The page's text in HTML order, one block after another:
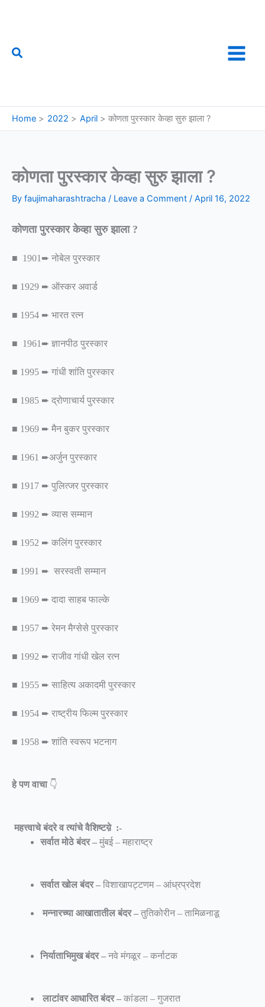
Search
Home 2022 April कोणता पुरस्कार केव्हा सुरु झाला ?
कोणता पुरस्कार केव्हा सुरु झाला ?
By faujimaharashtracha / Leave a Comment / April 16, 2022
कोणता पुरस्कार केव्हा सुरु झाला ?
■ 1901➨ नोबेल पुरस्कार
■ 1929 ➨ ऑस्कर अवार्ड
■ 1954 ➨ भारत रत्न
■ 1961➨ ज्ञानपीठ पुरस्कार
■ 1995 ➨ गांधी शांति पुरस्कार
■ 1985 ➨ द्रोणाचार्य पुरस्कार
■ 1969 ➨ मैन बुकर पुरस्कार
■ 1961 ➨अर्जुन पुरस्कार
■ 1917 ➨ पुलित्जर पुरस्कार
■ 1992 ➨ व्यास सम्मान
■ 1952 ➨ कलिंग पुरस्कार
■ 1991 ➨ सरस्वती सम्मान
■ 1969 ➨ दादा साहब फाल्के
■ 1957 ➨ रेमन मैग्सेसे पुरस्कार
■ 1992 ➨ राजीव गांधी खेल रत्न
■ 1955 ➨ साहित्य अकादमी पुरस्कार
■ 1954 ➨ राष्ट्रीय फिल्म पुरस्कार
■ 1958 ➨ शांति स्वरूप भटनाग
हे पण वाचा👇
महत्त्वाचे बंदरे व त्यांचे वैशिष्टय़े :-
सर्वात मोठे बंदर – मुंबई – महाराष्ट्र
सर्वात खोल बंदर – विशाखापट्टणम – आंध्रप्रदेश
मन्नारच्या आखातातील बंदर – तुतिकोरीन – तामिळनाडू
निर्याताभिमुख बंदर – नवे मंगळूर – कर्नाटक
लाटांवर आधारित बंदर – कांडला – गुजरात